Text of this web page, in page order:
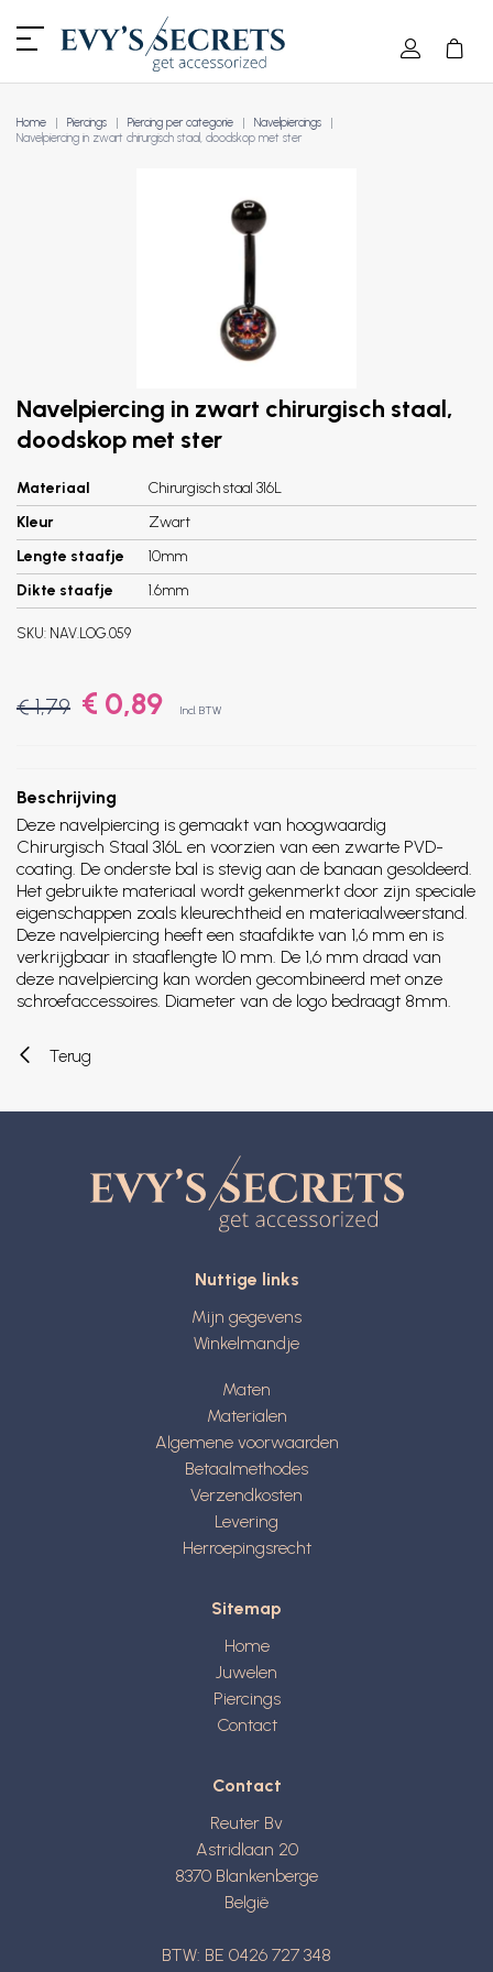
Home Piercings Piercing per categorie
Navelpiercings
Navelpiercing in zwart chirurgisch staal, doodskop met ster
Navelpiercing in zwart chirurgisch staal,
doodskop met ster
Materiaal
Chirurgisch staal 316L
Kleur
Zwart
Lengte staafje
10mm
Dikte staafje
1.6mm
SKU: NAV.LOG.059
€ 1,79 € 0,89 Incl. BTW
Beschrijving
Deze navelpiercing is gemaakt van hoogwaardig
Chirurgisch Staal 316L en voorzien van een zwarte PVD-
coating. De onderste bal is stevig aan de banaan gesoldeerd.
Het gebruikte materiaal wordt gekenmerkt door zijn speciale
eigenschappen zoals kleurechtheid en materiaalweerstand.
Deze navelpiercing heeft een staafdikte van 1,6 mm en is
verkrijgbaar in staaflengte 10 mm. De 1,6 mm draad van
deze navelpiercing kan worden gecombineerd met onze
schroefaccessoires. Diameter van de logo bedraagt 8mm.
Terug
Nuttige links
Mijn gegevens
Winkelmandje
Maten
Materialen
Algemene voorwaarden
Betaalmethodes
Verzendkosten
Levering
Herroepingsrecht
Sitemap
Home
Juwelen
Piercings
Contact
Contact
Reuter Bv
Astridlaan 20
8370 Blankenberge
België
BTW: BE 0426 727 348